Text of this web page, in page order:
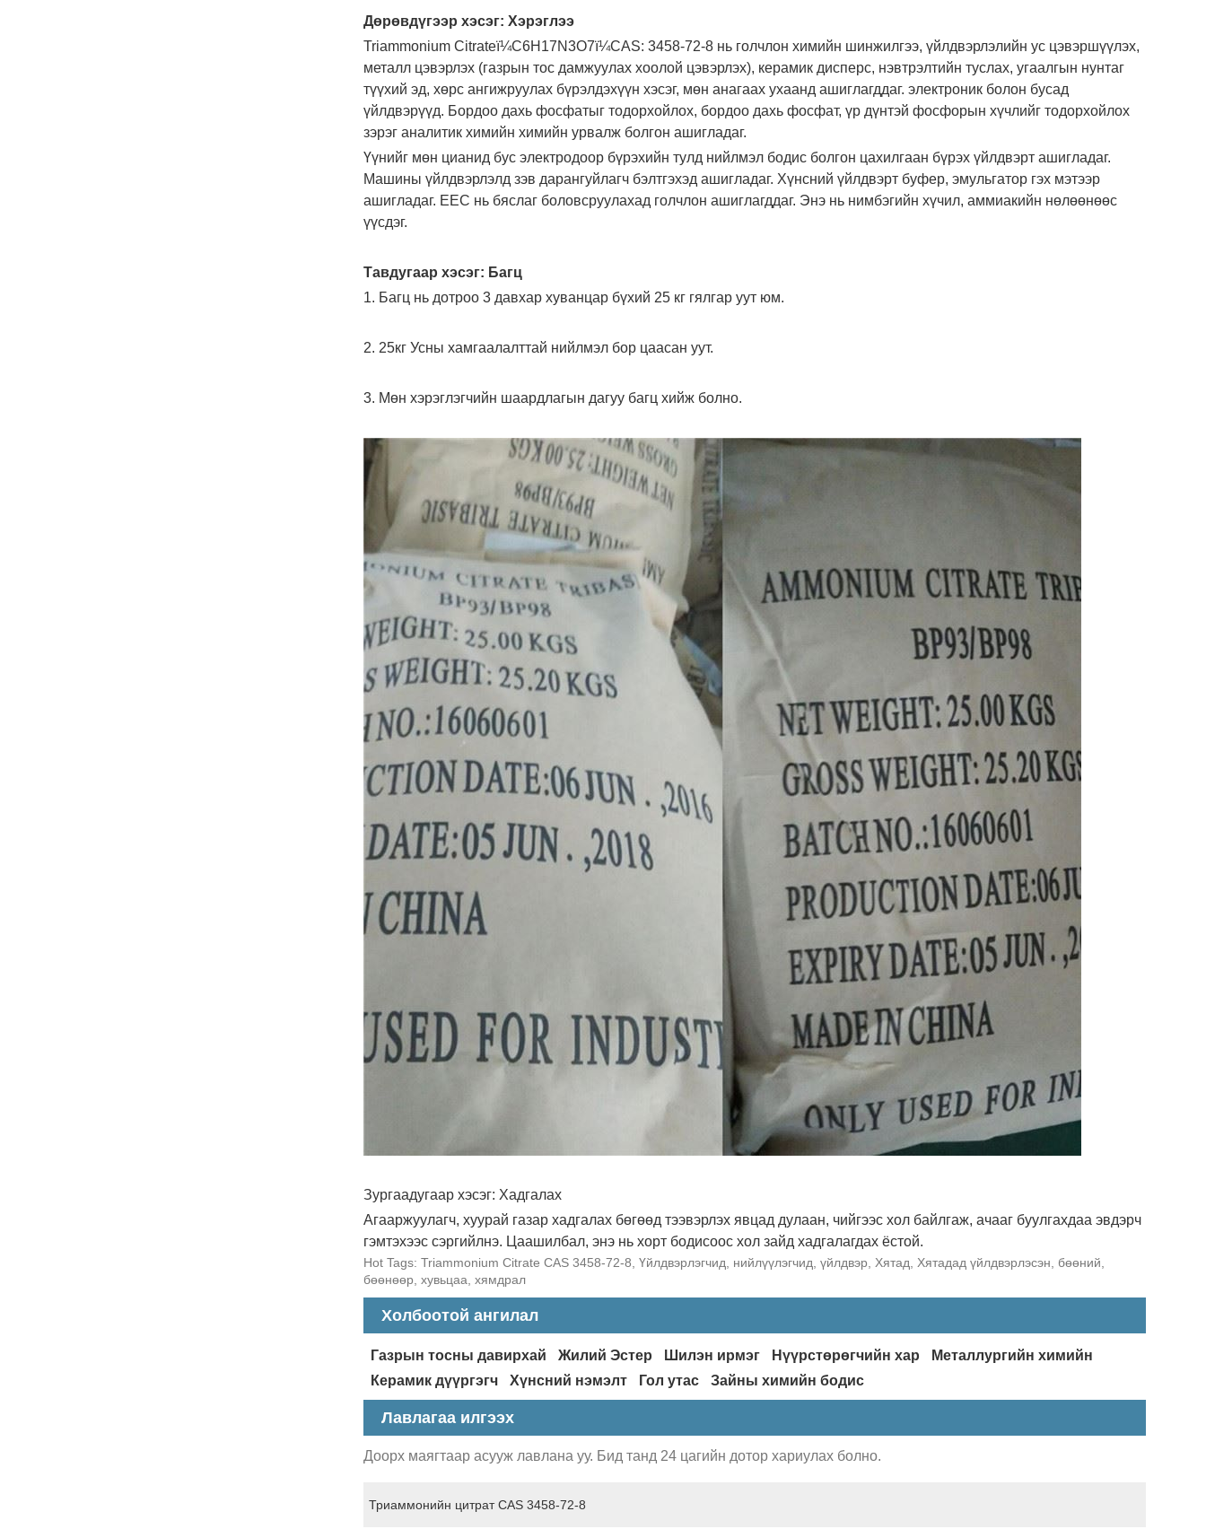
Дөрөвдүгээр хэсэг: Хэрэглээ
Triammonium Citrateï¼C6H17N3O7ï¼CAS: 3458-72-8 нь голчлон химийн шинжилгээ, үйлдвэрлэлийн ус цэвэршүүлэх,
металл цэвэрлэх (газрын тос дамжуулах хоолой цэвэрлэх), керамик дисперс, нэвтрэлтийн туслах, угаалгын нунтаг
түүхий эд, хөрс ангижруулах бүрэлдэхүүн хэсэг, мөн анагаах ухаанд ашиглагддаг. электроник болон бусад
үйлдвэрүүд. Бордоо дахь фосфатыг тодорхойлох, бордоо дахь фосфат, үр дүнтэй фосфорын хүчлийг тодорхойлох
зэрэг аналитик химийн химийн урвалж болгон ашигладаг.
Үүнийг мөн цианид бус электродоор бүрэхийн тулд нийлмэл бодис болгон цахилгаан бүрэх үйлдвэрт ашигладаг.
Машины үйлдвэрлэлд зэв дарангуйлагч бэлтгэхэд ашигладаг. Хүнсний үйлдвэрт буфер, эмульгатор гэх мэтээр
ашигладаг. EEC нь бяслаг боловсруулахад голчлон ашиглагддаг. Энэ нь нимбэгийн хүчил, аммиакийн нөлөөнөөс
үүсдэг.
Тавдугаар хэсэг: Багц
1. Багц нь дотроо 3 давхар хуванцар бүхий 25 кг гялгар уут юм.
2. 25кг Усны хамгаалалттай нийлмэл бор цаасан уут.
3. Мөн хэрэглэгчийн шаардлагын дагуу багц хийж болно.
Зургаадугаар хэсэг: Хадгалах
Агааржуулагч, хуурай газар хадгалах бөгөөд тээвэрлэх явцад дулаан, чийгээс хол байлгаж, ачааг буулгахдаа эвдэрч
гэмтэхээс сэргийлнэ. Цаашилбал, энэ нь хорт бодисоос хол зайд хадгалагдах ёстой.
Hot Tags: Triammonium Citrate CAS 3458-72-8, Үйлдвэрлэгчид, нийлүүлэгчид, үйлдвэр, Хятад, Хятадад үйлдвэрлэсэн, бөөний,
бөөнөөр, хувьцаа, хямдрал
Холбоотой ангилал
Газрын тосны давирхай Жилий Эстер Шилэн ирмэг Нүүрстөрөгчийн хар
Металлургийн химийн
Керамик дүүргэгч
Хүнсний нэмэлт Гол утас Зайны химийн бодис
Лавлагаа илгээх
Доорх маягтаар асууж лавлана уу. Бид танд 24 цагийн дотор хариулах болно.